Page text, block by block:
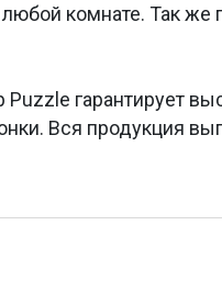
комнате. Так
гарантирует
Вся продукция